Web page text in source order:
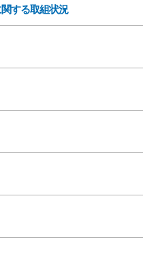
する取組状況